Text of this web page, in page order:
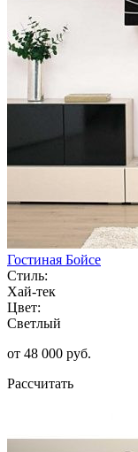
Гостиная Бойсе
Стиль:
Хай-тек
Цвет:
Светлый
от 48 000 руб.
Рассчитать